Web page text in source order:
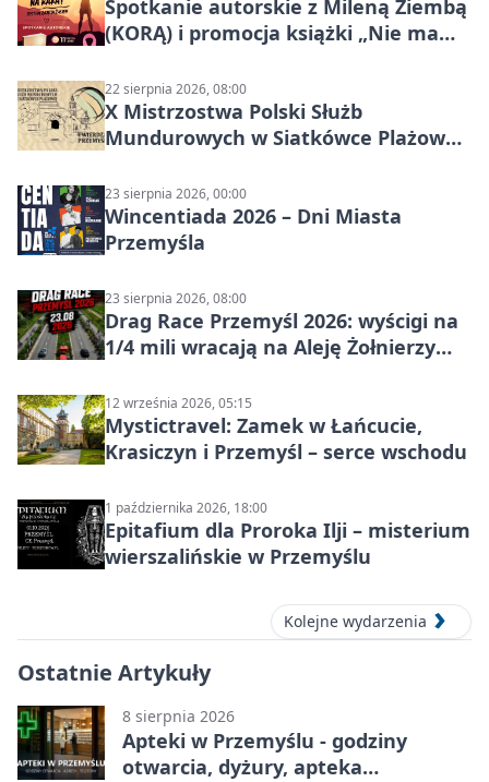
Spotkanie autorskie z Mileną Ziembą
(KORĄ) i promocja książki „Nie mam
22 sierpnia 2026, 08:00
X Mistrzostwa Polski Służb
Mundurowych w Siatkówce Plażowej
23 sierpnia 2026, 00:00
Wincentiada 2026 – Dni Miasta
Przemyśla
23 sierpnia 2026, 08:00
Drag Race Przemyśl 2026: wyścigi na
1/4 mili wracają na Aleję Żołnierzy
12 września 2026, 05:15
Mystictravel: Zamek w Łańcucie,
Krasiczyn i Przemyśl – serce wschodu
1 października 2026, 18:00
Epitafium dla Proroka Ilji – misterium
wierszalińskie w Przemyślu
Kolejne wydarzenia
Ostatnie Artykuły
8 sierpnia 2026
Apteki w Przemyślu - godziny
otwarcia, dyżury, apteka